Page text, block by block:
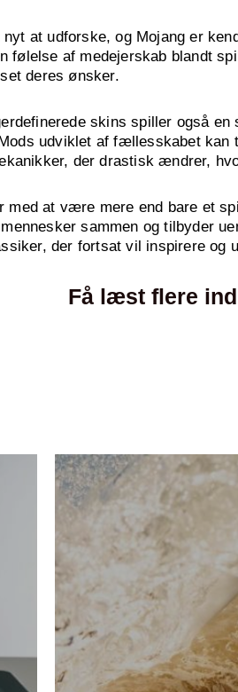
at udforske, og Mojang er
følelse af medejerskab blandt
deres ønsker.
skins spiller også
udviklet af fællesskabet kan
der drastisk ændrer,
at være mere end bare et
sammen og tilbyder
der fortsat vil inspirere og
Få læst flere